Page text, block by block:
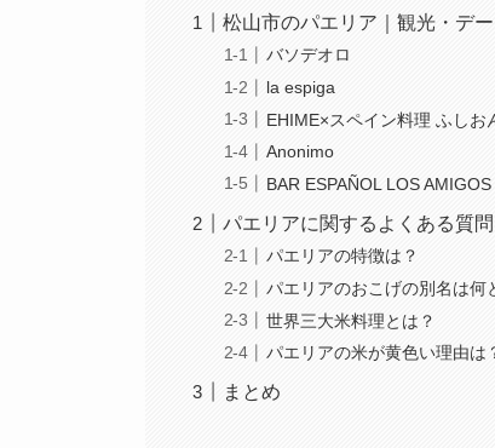
松山市のパエリア｜観光・デ
バソデオロ
la espiga
EHIME×スペイン料理 ふしお
Anonimo
BAR ESPAÑOL LOS
パエリアに関するよくある質問
パエリアの特徴は？
パエリアのおこげの別名は何
世界三大米料理とは？
パエリアの米が黄色い理由は
まとめ